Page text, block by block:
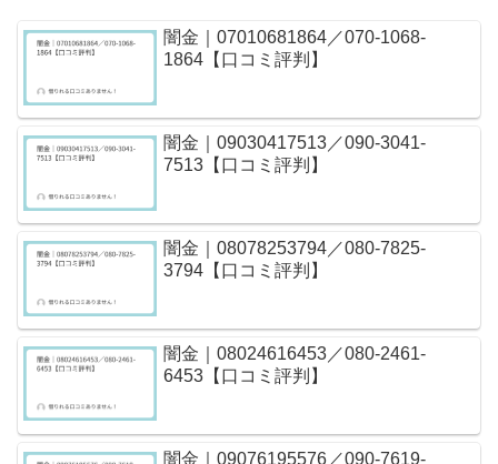
闇金｜07010681864／070-1068-
1864【口コミ評判】
闇金｜09030417513／090-3041-
7513【口コミ評判】
闇金｜08078253794／080-7825-
3794【口コミ評判】
闇金｜08024616453／080-2461-
6453【口コミ評判】
闇金｜09076195576／090-7619-